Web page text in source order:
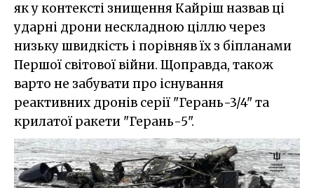
як у контексті знищення Кайріш назвав ці
ударні дрони нескладною ціллю через
низьку швидкість і порівняв їх з біпланами
Першої світової війни. Щоправда, також
варто не забувати про існування
реактивних дронів серії "Герань-3/4" та
крилатої ракети "Герань-5".